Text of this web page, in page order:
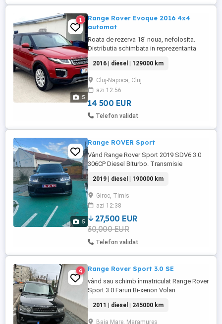
5
1
Range Rover Evoque 2016 4x4
automat
Roata de rezerva 18' noua, nefolosita.
Distributia schimbata in reprezentanta
lei) Al doilea proprietar (am achizitionat-o
in urma cu 4 ani de la primul proprietar
care a cumparat-o de noua din
reprezentanta din Romania) Istoric service
in reprezentanta 129.000 ...
2016 | diesel | 129000 km
Cluj-Napoca, Cluj
azi 12:56
14 500 EUR
Telefon validat
5
Range ROVER Sport
Vând Range Rover Sport 2019 SDV6 3.0
306CP Diesel Biturbo. Transmisie
PNEUMATICA - 5 Moduri OffRoad 4x4 mic
mare Asistenta la coborarea in panta
Faruri Full matrix Adaptive Asistenta faza
lunga Lane Keep Assist - asistenta la
depasirea benzii de rulare Lumini ...
2019 | diesel | 190000 km
Giroc, Timis
azi 12:38
27,500 EUR
30,000 EUR
Telefon validat
4 Range Rover Sport 3.0 SE
vând sau schimb înmatriculat Range Rover
Sport 3.0 Faruri Bi-xenon Volan
Automata 2 zone Sonorizare Harman
Kardon Cutie viteze automata Norma
2011 | diesel | 245000 km
Baia Mare, Maramures